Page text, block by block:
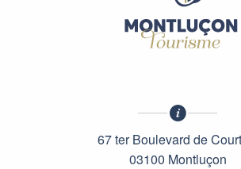
67 ter Boulevard de
03100 Montluçon